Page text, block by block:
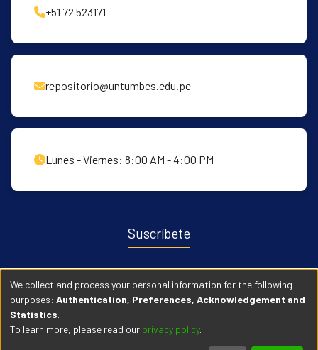
+51 72 523171
repositorio@untumbes.edu.pe
Lunes - Viernes: 8:00 AM - 4:00 PM
Suscríbete
Recibe notificaciones sobre nuevas publicaciones y eventos
relacionados con el repositorio. ingresa Aqui →
We collect and process your personal information for the following
purposes: Authentication, Preferences, Acknowledgement and
Statistics.
To learn more, please read our privacy policy.